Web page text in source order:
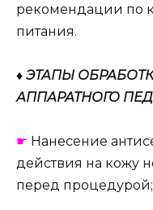
рекомендации по
питания.
♦ ЭТАПЫ
АППАРАТНОГО
☛ Нанесение
действия на кожу
перед процедурой;